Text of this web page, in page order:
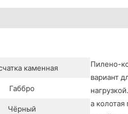
каменная
Габбро
Чёрный
Пилено-
вариант
а